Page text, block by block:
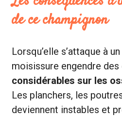
de ce champignon
Lorsqu’elle s’attaque à
moisissure engendre des
considérables sur les
Les planchers, les
deviennent instables et